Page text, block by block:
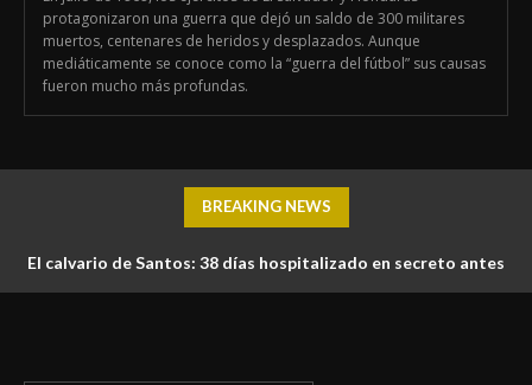
protagonizaron una guerra que dejó un saldo de 300 militares
muertos, centenares de heridos y desplazados. Aunque
mediáticamente se conoce como la “guerra del fútbol” sus causas
fueron mucho más profundas.
BREAKING NEWS
El calvario de Santos: 38 días hospitalizado en secreto antes